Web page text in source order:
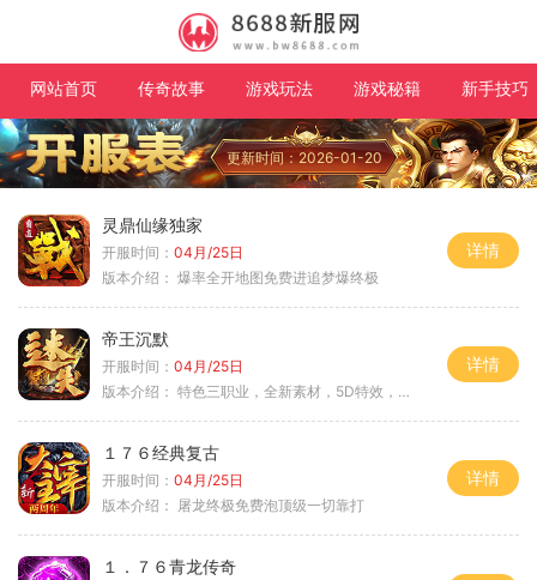
网站首页 传奇故事 游戏玩法 游戏秘籍 新手技巧
更新时间：2026-01-20
灵鼎仙缘独家
开服时间： 04月/25日
版本介绍： 爆率全开地图免费进追梦爆终极
详情
帝王沉默
开服时间： 04月/25日
版本介绍： 特色三职业，全新素材，5D特效，不卡图
详情
１７６经典复古
开服时间： 04月/25日
版本介绍： 屠龙终极免费泡顶级一切靠打
详情
１．７６青龙传奇